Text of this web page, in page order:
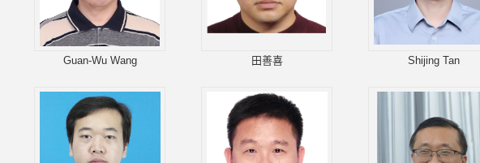
Guan-Wu Wang 田善喜 Shijing Tan